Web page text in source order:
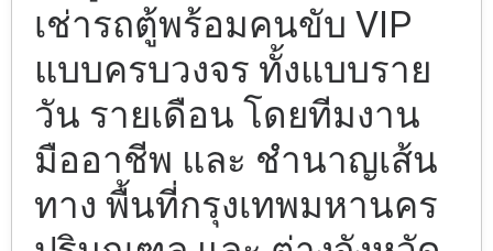
เช่ารถตู้พร้อมคนขับ VIP
แบบครบวงจร ทั้งแบบราย
วัน รายเดือน โดยทีมงาน
มืออาชีพ และ ชำนาญเส้น
ทาง พื้นที่กรุงเทพมหานคร